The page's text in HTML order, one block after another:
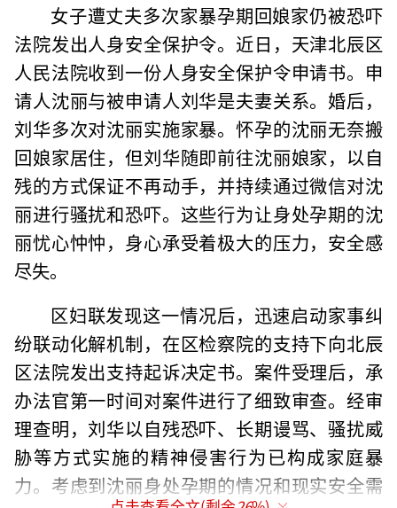
女子遭丈夫多次家暴孕期回娘家仍被恐吓
法院发出人身安全保护令。近日，天津北辰区
人民法院收到一份人身安全保护令申请书。申
请人沈丽与被申请人刘华是夫妻关系。婚后，
刘华多次对沈丽实施家暴。怀孕的沈丽无奈搬
回娘家居住，但刘华随即前往沈丽娘家，以自
残的方式保证不再动手，并持续通过微信对沈
丽进行骚扰和恐吓。这些行为让身处孕期的沈
丽忧心忡忡，身心承受着极大的压力，安全感
尽失。
区妇联发现这一情况后，迅速启动家事纠
纷联动化解机制，在区检察院的支持下向北辰
区法院发出支持起诉决定书。案件受理后，承
办法官第一时间对案件进行了细致审查。经审
理查明，刘华以自残恐吓、长期谩骂、骚扰威
胁等方式实施的精神侵害行为已构成家庭暴
力。考虑到沈丽身处孕期的情况和现实安全需